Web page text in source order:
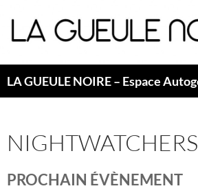
au
contenu
NIGHTWATCHERS
PROCHAIN ÉVÈNEMENT